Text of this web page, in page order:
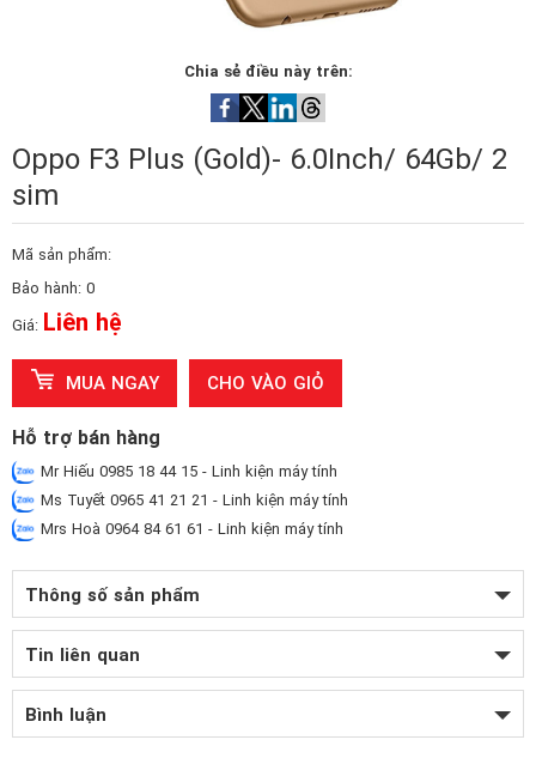
Chia sẻ điều này trên:
Oppo F3 Plus (Gold)- 6.0Inch/ 64Gb/ 2
sim
Mã sản phẩm:
Bảo hành: 0
Giá: Liên hệ
MUA NGAY CHO VÀO GIỎ
Hỗ trợ bán hàng
Mr Hiếu 0985 18 44 15 - Linh kiện máy tính
Ms Tuyết 0965 41 21 21 - Linh kiện máy tính
Mrs Hoà 0964 84 61 61 - Linh kiện máy tính
Thông số sản phẩm
Tin liên quan
Bình luận